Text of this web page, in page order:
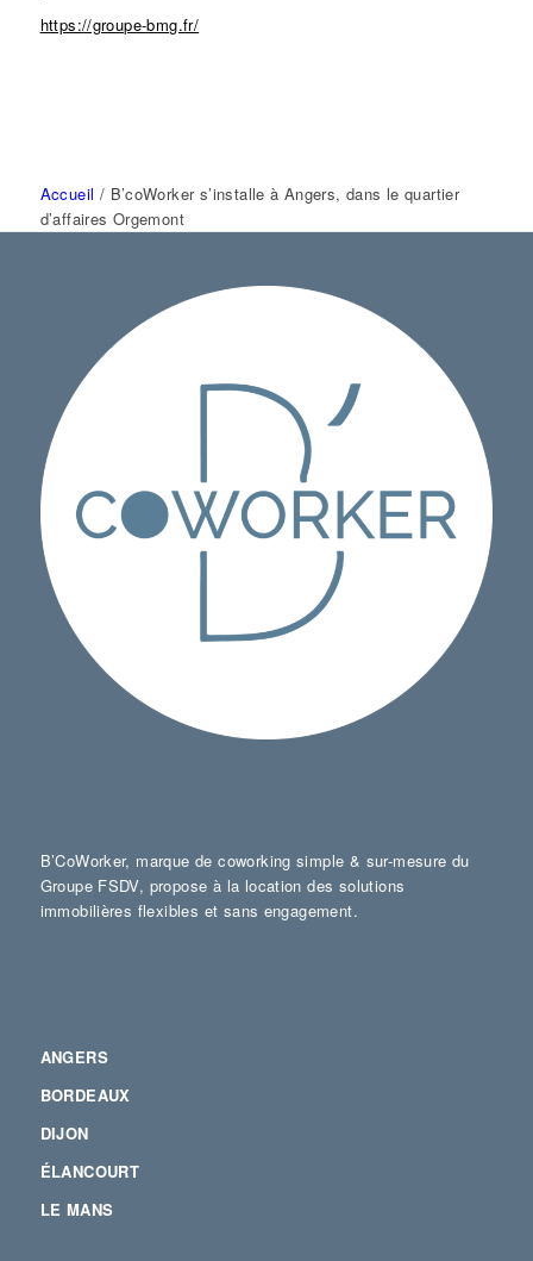
https://groupe-bmg.fr/
Accueil / B’coWorker s’installe à Angers, dans le quartier
d’affaires Orgemont
B’CoWorker, marque de coworking simple & sur-mesure du
Groupe FSDV, propose à la location des solutions
immobilières flexibles et sans engagement.
ANGERS
BORDEAUX
DIJON
ÉLANCOURT
LE MANS